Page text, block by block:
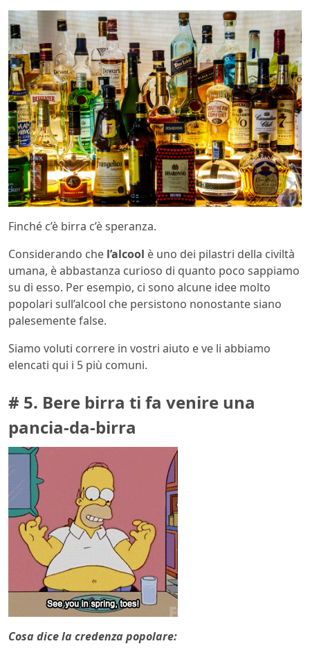
Finché c’è birra c’è speranza.
Considerando che l’alcool è uno dei pilastri della civiltà
umana, è abbastanza curioso di quanto poco sappiamo
su di esso. Per esempio, ci sono alcune idee molto
popolari sull’alcool che persistono nonostante siano
palesemente false.
Siamo voluti correre in vostri aiuto e ve li abbiamo
elencati qui i 5 più comuni.
# 5. Bere birra ti fa venire una
pancia-da-birra
Cosa dice la credenza popolare: